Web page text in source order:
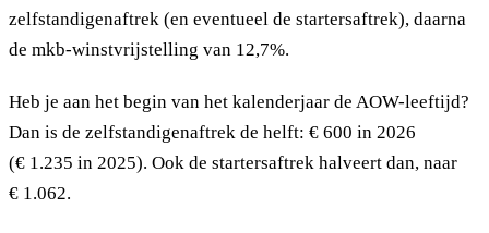
zelfstandigenaftrek (en eventueel de startersaftrek), daarna
de mkb-winstvrijstelling van 12,7%.
Heb je aan het begin van het kalenderjaar de AOW-leeftijd?
Dan is de zelfstandigenaftrek de helft: € 600 in 2026
(€ 1.235 in 2025). Ook de startersaftrek halveert dan, naar
€ 1.062.